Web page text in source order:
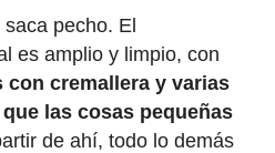
pecho. El
es amplio y limpio, con
cremallera y varias
las cosas pequeñas
de ahí, todo lo demás